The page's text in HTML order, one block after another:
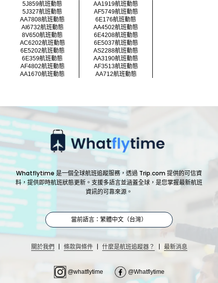
5J859航班動態
AA1919航班動態
5J327航班動態
AF5749航班動態
AA7808航班動態
6E176航班動態
AI6732航班動態
AA4502航班動態
8V650航班動態
6E4208航班動態
AC6202航班動態
6E5037航班動態
6E5202航班動態
AS2288航班動態
6E359航班動態
AA3190航班動態
AF4802航班動態
AF3513航班動態
AA1670航班動態
AA712航班動態
Whatflytime 是一個全球航班追蹤服務，透過 Trip.com 提供的可信資
料，提供即時航班狀態更新。支援多語言並涵蓋全球，是您掌握最新航班
資訊的可靠來源。
當前語言：繁體中文（台灣）
關於我們 | 條款與條件 | 什麼是航班追蹤器？ | 最新消息
@whatflytime @Whatflytime